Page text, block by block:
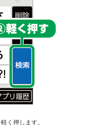
く押します。